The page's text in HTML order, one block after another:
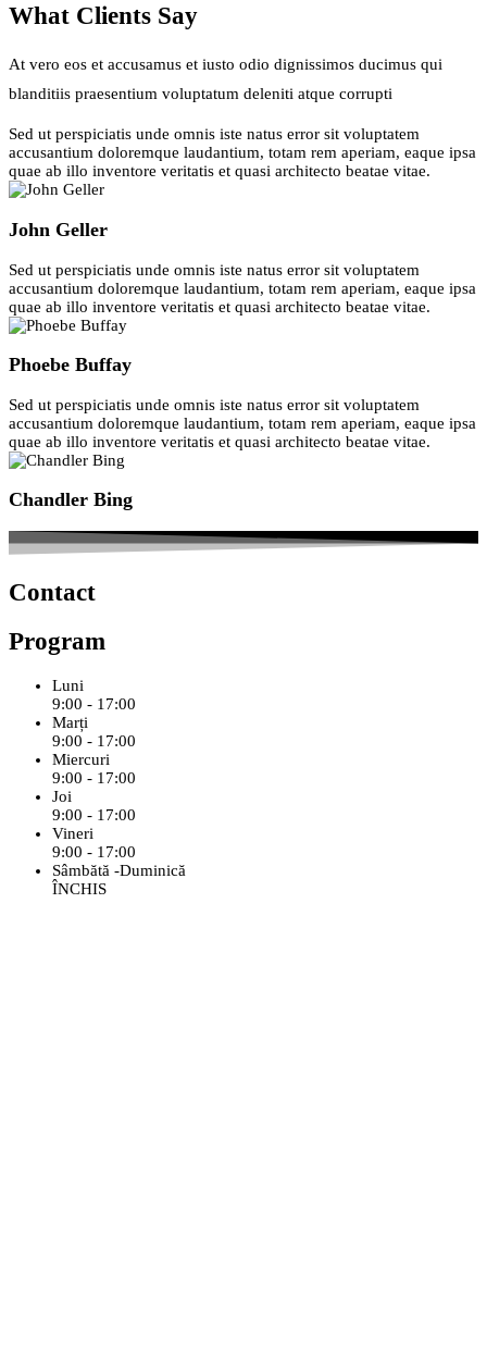
What Clients Say
At vero eos et accusamus et iusto odio dignissimos ducimus qui
blanditiis praesentium voluptatum deleniti atque corrupti
Sed ut perspiciatis unde omnis iste natus error sit voluptatem
accusantium doloremque laudantium, totam rem aperiam, eaque ipsa
quae ab illo inventore veritatis et quasi architecto beatae vitae.
John Geller
Sed ut perspiciatis unde omnis iste natus error sit voluptatem
accusantium doloremque laudantium, totam rem aperiam, eaque ipsa
quae ab illo inventore veritatis et quasi architecto beatae vitae.
Phoebe Buffay
Sed ut perspiciatis unde omnis iste natus error sit voluptatem
accusantium doloremque laudantium, totam rem aperiam, eaque ipsa
quae ab illo inventore veritatis et quasi architecto beatae vitae.
Chandler Bing
Contact
Program
Luni
9:00 - 17:00
Marți
9:00 - 17:00
Miercuri
9:00 - 17:00
Joi
9:00 - 17:00
Vineri
9:00 - 17:00
Sâmbătă -Duminică
ÎNCHIS